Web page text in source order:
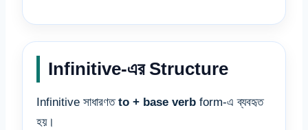
Infinitive-এর Structure
Infinitive সাধারণত to + base verb form-এ ব্যবহৃত
হয়।